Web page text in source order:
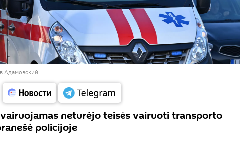
Адамовский
neturėjo teisės vairuoti transporto
policijoje